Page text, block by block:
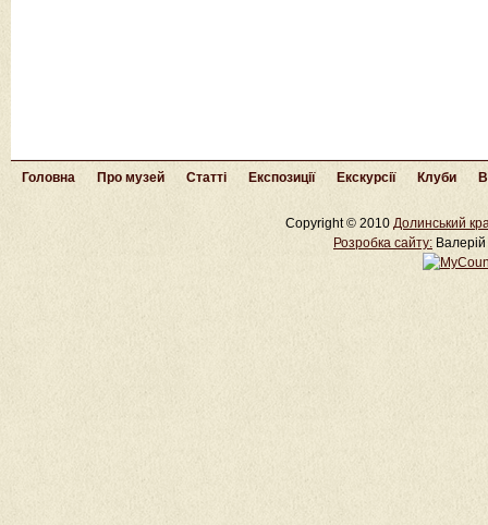
Головна Про музей Статті Експозиції Екскурсії Клуби
Copyright © 2010 Долинський
Розробка cайту: